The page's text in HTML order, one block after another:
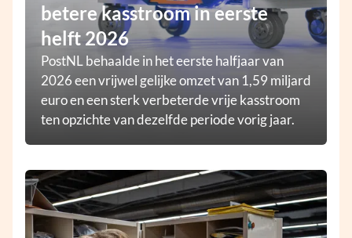
betere kasstroom in eerste
helft 2026
PostNL behaalde in het eerste halfjaar van
2026 een vrijwel gelijke omzet van 1,59 miljard
euro en een sterk verbeterde vrije kasstroom
ten opzichte van dezelfde periode vorig jaar.